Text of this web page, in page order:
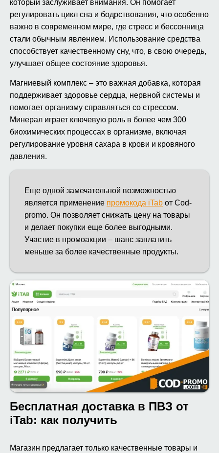
который заслуживает внимания. Он помогает
регулировать цикл сна и бодрствования, что особенно
важно в современном мире, где стресс и бессонница
стали обычным явлением. Использование средства
способствует качественному сну, что, в свою очередь,
улучшает общее состояние здоровья.
Магниевый комплекс – это важная добавка, которая
поддерживает здоровье сердца, нервной системы и
помогает организму справляться со стрессом.
Минерал играет ключевую роль в более чем 300
биохимических процессах в организме, включая
регулирование уровня сахара в крови и кровяного
давления.
Еще одной замечательной возможностью
является применение промокода iTab от Cod-
promo. Он позволяет снижать цену на товары
и делает покупки еще более выгодными.
Участие в промоакции – шанс заплатить
меньше за более качественные продукты.
Бесплатная доставка в ПВЗ от
iTab: как получить
Магазин предлагает только качественные товары и